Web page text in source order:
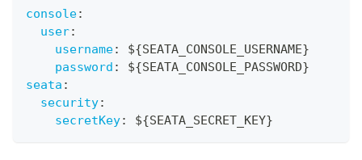
console:
user:
username: ${SEATA_CONSOLE_USERNAME}
password : ${SEATA_CONSOLE_PASSWORD}
seata :
security:
secretKey: ${SEATA_SECRET_KEY}